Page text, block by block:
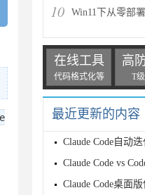
10 Win11下从零部署Claude
在线工具
代码格式化等
高
T
最近更新的内容